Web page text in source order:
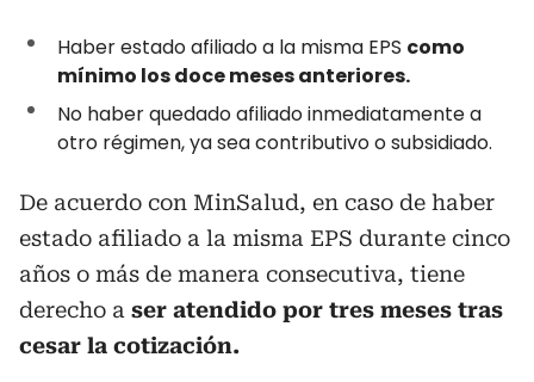
Haber estado afiliado a la misma EPS como
mínimo los doce meses anteriores.
No haber quedado afiliado inmediatamente a
otro régimen, ya sea contributivo o subsidiado.
De acuerdo con MinSalud, en caso de haber
estado afiliado a la misma EPS durante cinco
años o más de manera consecutiva, tiene
derecho a ser atendido por tres meses tras
cesar la cotización.